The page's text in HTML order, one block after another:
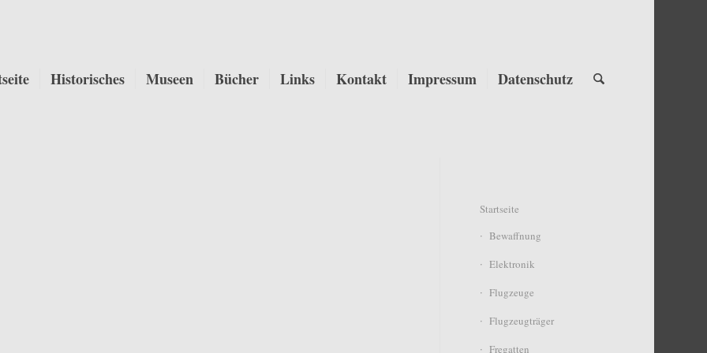
Historisches Museen Bücher Links Kontakt Impressum Datenschutz
Startseite
Bewaffnung
Elektronik
Flugzeuge
Flugzeugträger
Fregatten